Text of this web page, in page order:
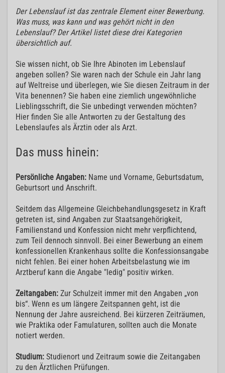
Der Lebenslauf ist das zentrale Element einer Bewerbung.
Was muss, was kann und was gehört nicht in den
Lebenslauf? Der Artikel listet diese drei Kategorien
übersichtlich auf.
Sie wissen nicht, ob Sie Ihre Abinoten im Lebenslauf
angeben sollen? Sie waren nach der Schule ein Jahr lang
auf Weltreise und überlegen, wie Sie diesen Zeitraum in der
Vita benennen? Sie haben eine ziemlich ungewöhnliche
Lieblingsschrift, die Sie unbedingt verwenden möchten?
Hier finden Sie alle Antworten zu der Gestaltung des
Lebenslaufes als Ärztin oder als Arzt.
Das muss hinein:
Persönliche Angaben: Name und Vorname, Geburtsdatum,
Geburtsort und Anschrift.
Seitdem das Allgemeine Gleichbehandlungsgesetz in Kraft
getreten ist, sind Angaben zur Staatsangehörigkeit,
Familienstand und Konfession nicht mehr verpflichtend,
zum Teil dennoch sinnvoll. Bei einer Bewerbung an einem
konfessionellen Krankenhaus sollte die Konfessionsangabe
nicht fehlen. Bei einer hohen Arbeitsbelastung wie im
Arztberuf kann die Angabe "ledig" positiv wirken.
Zeitangaben: Zur Schulzeit immer mit den Angaben „von
bis“. Wenn es um längere Zeitspannen geht, ist die
Nennung der Jahre ausreichend. Bei kürzeren Zeiträumen,
wie Praktika oder Famulaturen, sollten auch die Monate
notiert werden.
Studium: Studienort und Zeitraum sowie die Zeitangaben
zu den Ärztlichen Prüfungen.